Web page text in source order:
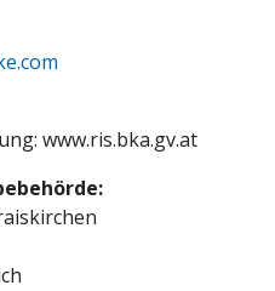
www.ris.bka.gv.at